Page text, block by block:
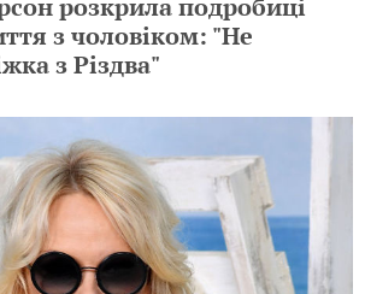
розкрила подробиці
з чоловіком: "Не
з Різдва"